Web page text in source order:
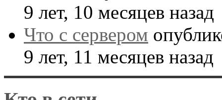
9 лет, 10 месяцев назад
Что с сервером
9 лет, 11 месяцев назад